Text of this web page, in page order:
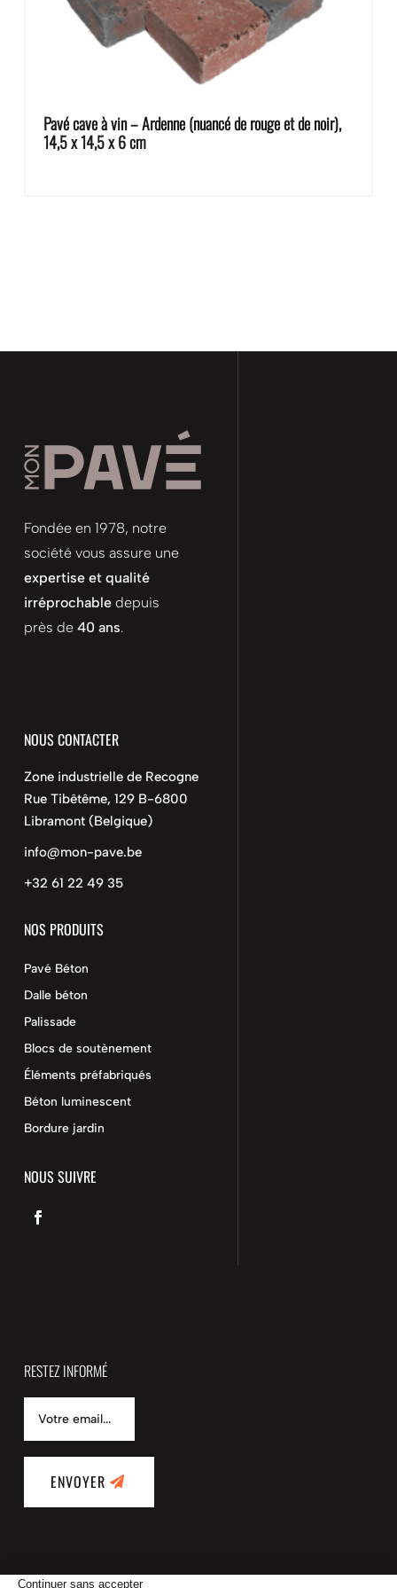
Pavé cave à vin – Ardenne (nuancé de rouge et de noir),
14,5 x 14,5 x 6 cm
Fondée en 1978, notre
société vous assure une
expertise et qualité
irréprochabledepuis
près de 40 ans.
NOUS CONTACTER
Zone industrielle de Recogne
Rue Tibêtême, 129 B-6800
Libramont (Belgique)
info@mon-pave.be
+32 61 22 49 35
NOS PRODUITS
Pavé Béton
Dalle béton
Palissade
Blocs de soutènement
Éléments préfabriqués
Béton luminescent
Bordure jardin
NOUS SUIVRE
RESTEZ INFORMÉ
ENVOYER